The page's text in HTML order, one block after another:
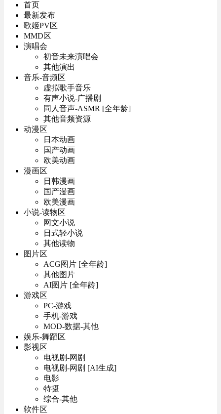
首页
最新发布
歌姬PV区
MMD区
演唱会
初音未来演唱会
其他演出
音乐-音频区
虚拟歌手音乐
有声小说-广播剧
同人音声-ASMR [全年龄]
其他音频资源
动漫区
日本动画
国产动画
欧美动画
漫画区
日韩漫画
国产漫画
欧美漫画
小说-读物区
网文小说
日式轻小说
其他读物
图片区
ACG图片 [全年龄]
其他图片
AI图片 [全年龄]
游戏区
PC-游戏
手机-游戏
MOD-数据-其他
娱乐-舞蹈区
影视区
电视剧-网剧
电视剧-网剧 [AI生成]
电影
特摄
综合-其他
软件区